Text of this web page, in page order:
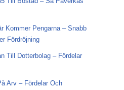
Kommer Pengarna – Snabb
Fördröjning
Till Dotterbolag – Fördelar
Arv – Fördelar Och